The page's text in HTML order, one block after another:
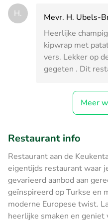
H.
Mevr. H. Ubels-
Heerlijke
kipwrap met
vers. Lekker op
gegeten . Dit
Meer
Restaurant info
Restaurant aan de
eigentijds restaurant waar
gevarieerd aanbod aan
geïnspireerd op Turkse en
moderne Europese twist.
heerlijke smaken en geniet